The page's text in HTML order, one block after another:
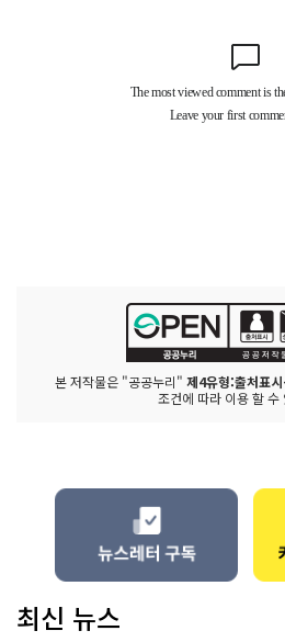
본 저작물은 "공공누리" 제4유형:출처표
조건에 따라 이용 할 수
최신 뉴스